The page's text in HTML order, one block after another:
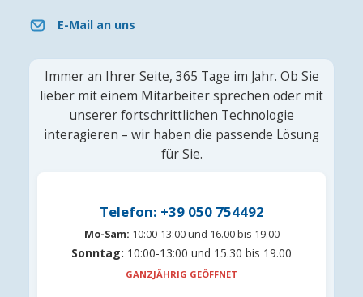
E-Mail an uns
Immer an Ihrer Seite, 365 Tage im Jahr. Ob Sie
lieber mit einem Mitarbeiter sprechen oder mit
unserer fortschrittlichen Technologie
interagieren – wir haben die passende Lösung
für Sie.
Telefon: +39 050 754492
Mo-Sam: 10:00-13:00 und 16.00 bis 19.00
Sonntag: 10:00-13:00 und 15.30 bis 19.00
GANZJÄHRIG GEÖFFNET